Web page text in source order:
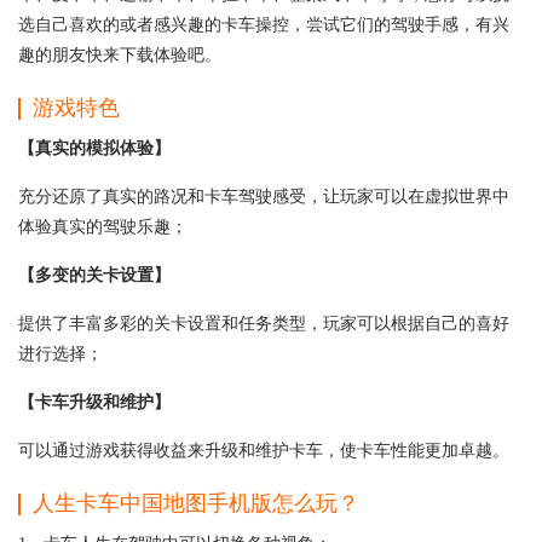
选自己喜欢的或者感兴趣的卡车操控，尝试它们的驾驶手感，有兴
趣的朋友快来下载体验吧。
游戏特色
【真实的模拟体验】
充分还原了真实的路况和卡车驾驶感受，让玩家可以在虚拟世界中
体验真实的驾驶乐趣；
【多变的关卡设置】
提供了丰富多彩的关卡设置和任务类型，玩家可以根据自己的喜好
进行选择；
【卡车升级和维护】
可以通过游戏获得收益来升级和维护卡车，使卡车性能更加卓越。
人生卡车中国地图手机版怎么玩？